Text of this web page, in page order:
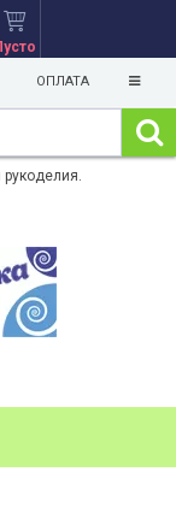
ОПЛАТА
рукоделия.